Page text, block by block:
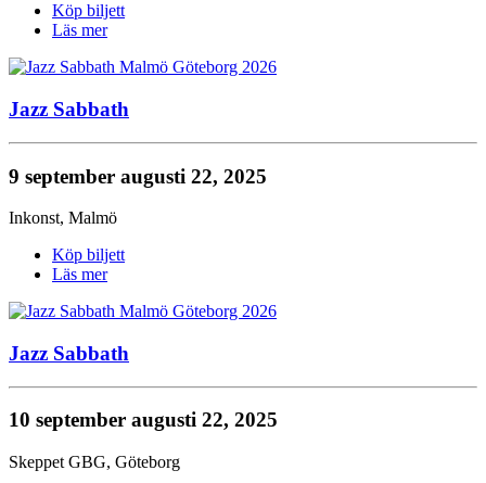
Köp biljett
Läs mer
Jazz Sabbath
9 september augusti 22, 2025
Inkonst, Malmö
Köp biljett
Läs mer
Jazz Sabbath
10 september augusti 22, 2025
Skeppet GBG, Göteborg